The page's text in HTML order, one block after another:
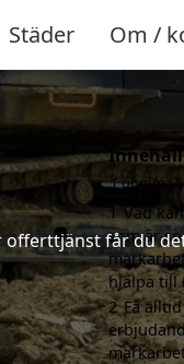
Städer Om /
får du
gömma
1 Vad
som är
hjälpa till
2 Få